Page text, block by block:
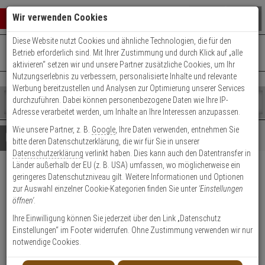
Warenkorb schließen
0 ARTIKEL IM WARENKORB
Ihr Warenkorb ist momentan leer.
Ergebnisse ()
Fertig
Shop
durchsuchen
Bitte
geben
Sie
mindestens
Zeichen
ein,
um
Suche
Es
wurde
noch
Kategorien
Suche
gestartet
+49 (0)821 899 493-0Mo. - Do.: 8:00 - 16:30 | Fr.: 8:00 - 14:00 Uhr
Kontaktservice nutzen
Details Beratung
Axis T98A05 CABINET DOOR
Tür f. Wandmontageschrank
Produktmerkmale
Datenblatt drucken
Wir verwenden Cookies
Diese Website nutzt Cookies und ähnliche Technologien, die für den
Betrieb erforderlich sind. Mit Ihrer Zustimmung und durch Klick auf „alle
aktivieren“ setzen wir und unsere Partner zusätzliche Cookies, um Ihr
Nutzungserlebnis zu verbessern, personalisierte Inhalte und relevante
Werbung bereitzustellen und Analysen zur Optimierung unserer Services
durchzuführen. Dabei können personenbezogene Daten wie Ihre IP-
Adresse verarbeitet werden, um Inhalte an Ihre Interessen anzupassen.
Wie unsere Partner, z. B. Google , Ihre Daten verwenden, entnehmen Sie
bitte deren Datenschutzerklärung, die wir für Sie in unserer
Datenschutzerklärung verlinkt haben. Dies kann auch den Datentransfer in
Länder außerhalb der EU (z. B. USA) umfassen, wo möglicherweise ein
geringeres Datenschutzniveau gilt. Weitere Informationen und Optionen
zur Auswahl einzelner Cookie-Kategorien finden Sie unter 'Einstellungen
öffnen'.
Ihre Einwilligung können Sie jederzeit über den Link „Datenschutz
Einstellungen“ im Footer widerrufen. Ohne Zustimmung verwenden wir nur
notwendige Cookies.